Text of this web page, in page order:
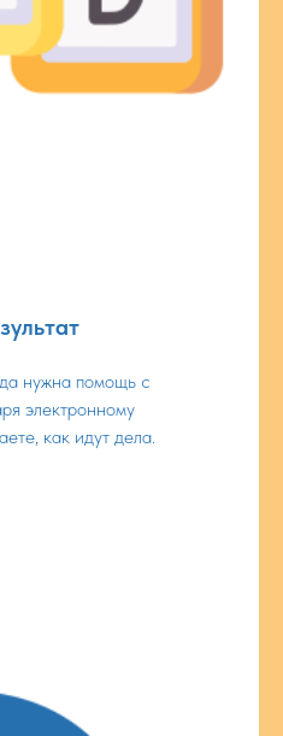
нужна помощь с
электронному
как идут дела.